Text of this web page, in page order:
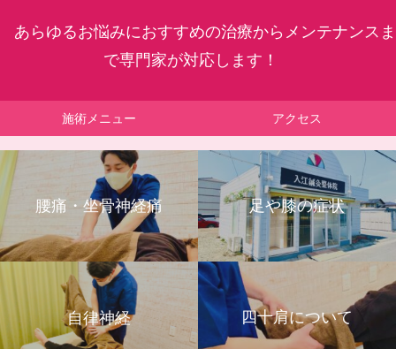
あらゆるお悩みにおすすめの治療からメンテナンスま
で専門家が対応します！
施術メニュー アクセス
腰痛・坐骨神経痛 足や膝の症状
自律神経 四十肩について